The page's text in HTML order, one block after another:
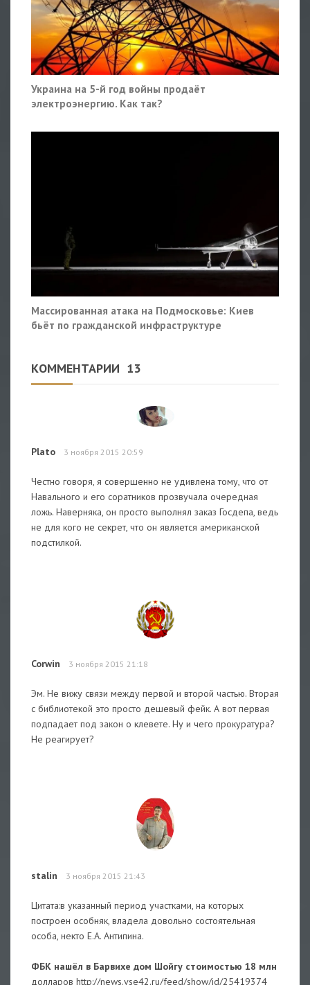
Украина на 5-й год войны продаёт
электроэнергию. Как так?
Массированная атака на Подмосковье: Киев
бьёт по гражданской инфраструктуре
КОММЕНТАРИИ 13
Plato 3 ноября 2015 20:59
Честно говоря, я совершенно не удивлена тому, что от
Навального и его соратников прозвучала очередная
ложь. Наверняка, он просто выполнял заказ Госдепа, ведь
не для кого не секрет, что он является американской
подстилкой.
Corwin 3 ноября 2015 21:18
Эм. Не вижу связи между первой и второй частью. Вторая
с библиотекой это просто дешевый фейк. А вот первая
подпадает под закон о клевете. Ну и чего прокуратура?
Не реагирует?
stalin 3 ноября 2015 21:43
Цитата:в указанный период участками, на которых
построен особняк, владела довольно состоятельная
особа, некто Е.А. Антипина.
ФБК нашёл в Барвихе дом Шойгу стоимостью 18 млн
долларов http://news.vse42.ru/feed/show/id/25419374